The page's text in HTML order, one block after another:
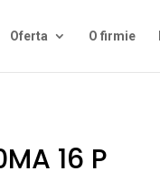
Oferta O firmie
16 P